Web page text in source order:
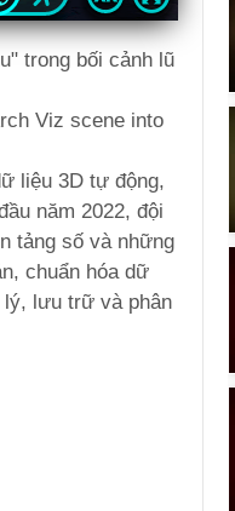
trong bối cảnh lũ
Viz scene into
liệu 3D tự động,
năm 2022, đội
tảng số và những
chuẩn hóa dữ
lý, lưu trữ và phân